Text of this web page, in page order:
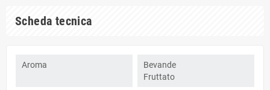
Scheda tecnica
Aroma
Bevande
Fruttato